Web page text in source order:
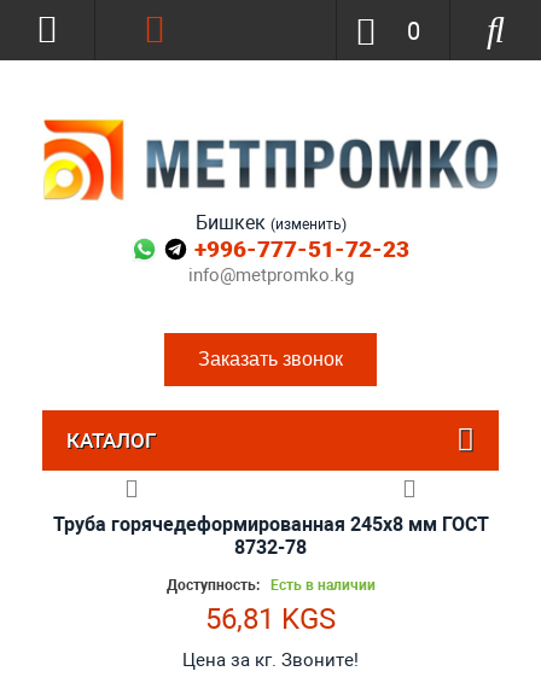
Бишкек (изменить)
+996-777-51-72-23
info@metpromko.kg
Заказать звонок
0
КАТАЛОГ
Труба горячедеформированная 245х8 мм ГОСТ
8732-78
Доступность: Есть в наличии
56,81 KGS
Цена за кг. Звоните!